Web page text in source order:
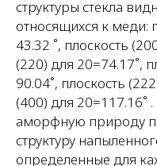
структуры стекла
относящихся к меди:
43.32 ˚, плоскость
(220) для 20=74.17˚,
90.04˚, плоскость
(400) для 20=117.16˚ .
аморфную природу
структуру
определенные для